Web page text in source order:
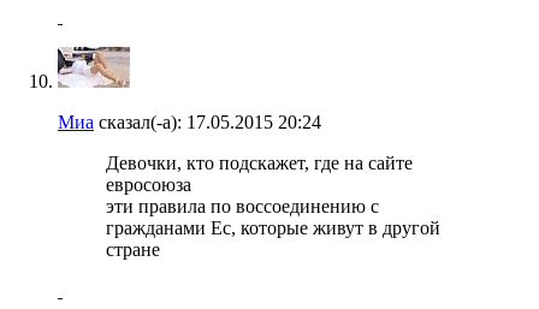
Миа сказал(-а): 17.05.2015 20:24
Девочки, кто подскажет, где на сайте
евросоюза
эти правила по воссоединению с
гражданами Ес, которые живут в другой
стране